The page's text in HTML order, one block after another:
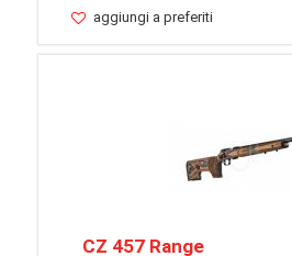
aggiungi a preferiti
CZ 457 Range